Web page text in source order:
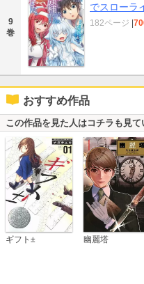
9
巻
でスローラ
182ページ |
おすすめ作品
この作品を見た人はコチラも見て
ギフト± 幽麗塔